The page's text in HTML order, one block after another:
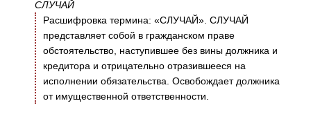
СЛУЧАЙ
Расшифровка термина: «СЛУЧАЙ». СЛУЧАЙ
представляет собой в гражданском праве
обстоятельство, наступившее без вины должника и
кредитора и отрицательно отразившееся на
исполнении обязательства. Освобождает должника
от имущественной ответственности.